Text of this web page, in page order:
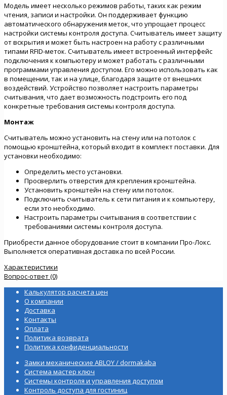
Модель имеет несколько режимов работы, таких как режим
чтения, записи и настройки. Он поддерживает функцию
автоматического обнаружения меток, что упрощает процесс
настройки системы контроля доступа. Считыватель имеет защиту
от вскрытия и может быть настроен на работу с различными
типами RFID-меток. Считыватель имеет встроенный интерфейс
подключения к компьютеру и может работать с различными
программами управления доступом. Его можно использовать как
в помещении, так и на улице, благодаря защите от внешних
воздействий. Устройство позволяет настроить параметры
считывания, что дает возможность подстроить его под
конкретные требования системы контроля доступа.
Монтаж
Считыватель можно установить на стену или на потолок с
помощью кронштейна, который входит в комплект поставки. Для
установки необходимо:
Определить место установки.
Просверлить отверстия для крепления кронштейна.
Установить кронштейн на стену или потолок.
Подключить считыватель к сети питания и к компьютеру,
если это необходимо.
Настроить параметры считывания в соответствии с
требованиями системы контроля доступа.
Приобрести данное оборудование стоит в компании Про-Локс.
Выполняется оперативная доставка по всей России.
Характеристики
Вопрос-ответ (0)
Калькулятор расчета цен
О компании
Доставка
Контакты
Оплата
Политика возврата
Политика конфиденциальности
Замки механические ABLOY / dormakaba
Система мастер ключ
Системы контроля и управления доступом
Контроль доступа для гостиниц